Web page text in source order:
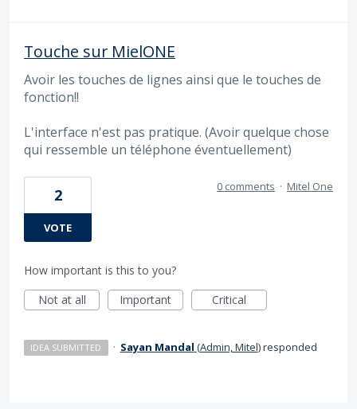
Touche sur MielONE
Avoir les touches de lignes ainsi que le touches de
fonction!!
L'interface n'est pas pratique. (Avoir quelque chose
qui ressemble un téléphone éventuellement)
2
VOTE
0 comments · Mitel One
How important is this to you?
Not at all
Important Critical
IDEA SUBMITTED · Sayan Mandal (Admin, Mitel)responded